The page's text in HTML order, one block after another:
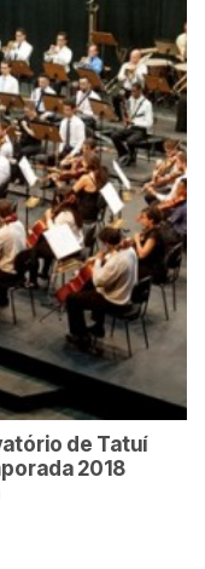
de Tatuí
2018